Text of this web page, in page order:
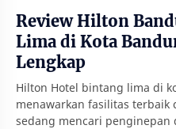
Review Hilton
Lima di Kota
Lengkap
Hilton Hotel bintang lima di
menawarkan fasilitas terbaik
sedang mencari